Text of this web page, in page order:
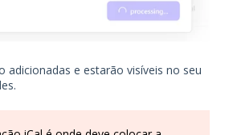
adicionadas e estarão visíveis no seu